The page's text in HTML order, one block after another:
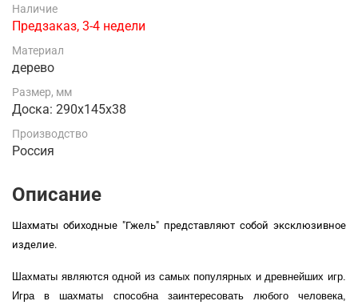
Наличие
Предзаказ, 3-4 недели
Материал
дерево
Размер, мм
Доска: 290х145х38
Производство
Россия
Описание
Шахматы обиходные "Гжель" представляют собой эксклюзивное
изделие.
Шахматы являются одной из самых популярных и древнейших игр.
Игра в шахматы способна заинтересовать любого человека,